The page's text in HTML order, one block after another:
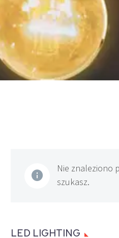
Products
search
Polski
Nie znaleziono
szukasz.
LED LIGHTING